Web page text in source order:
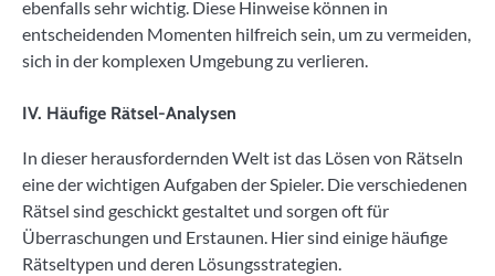
ebenfalls sehr wichtig. Diese Hinweise können in
entscheidenden Momenten hilfreich sein, um zu vermeiden,
sich in der komplexen Umgebung zu verlieren.
IV. Häufige Rätsel-Analysen
In dieser herausfordernden Welt ist das Lösen von Rätseln
eine der wichtigen Aufgaben der Spieler. Die verschiedenen
Rätsel sind geschickt gestaltet und sorgen oft für
Überraschungen und Erstaunen. Hier sind einige häufige
Rätseltypen und deren Lösungsstrategien.